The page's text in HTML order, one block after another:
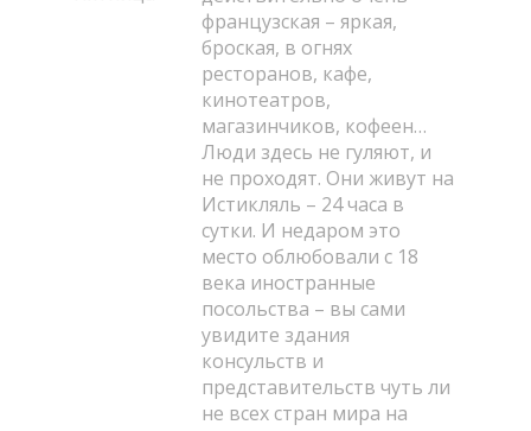
французская – яркая,
броская, в огнях
ресторанов, кафе,
кинотеатров,
магазинчиков, кофеен…
Люди здесь не гуляют, и
не проходят. Они живут на
Истикляль – 24 часа в
сутки. И недаром это
место облюбовали с 18
века иностранные
посольства – вы сами
увидите здания
консульств и
представительств чуть ли
не всех стран мира на